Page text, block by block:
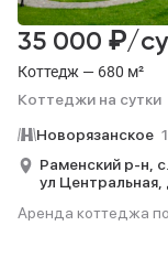
Коттедж — 680 м²
Коттеджи на сутки
35 000 ₽/
Новорязанское
Раменский р-н,
ул Центральная,
Аренда коттеджа